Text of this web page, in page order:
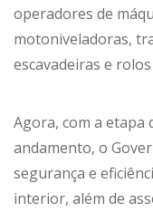
operadores de
motoniveladoras,
escavadeiras e
Agora, com a etapa
andamento, o
segurança e
interior, além de